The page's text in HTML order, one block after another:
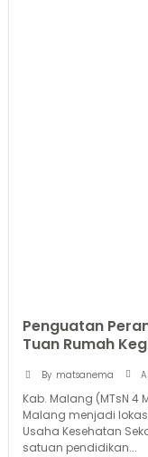
Penguatan
Tuan Rumah
By matsanema
Kab. Malang (MTsN 4
Malang menjadi
Usaha Kesehatan
satuan pendidikan...